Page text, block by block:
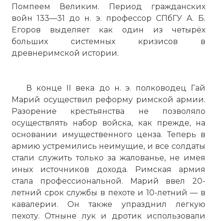
Помпеем Великим. Период гражданских
войн 133—31 до н. э. профессор СПбГУ А. Б.
Егоров выделяет как один из четырёх
больших системных кризисов в
древнеримской истории.
В конце II века до н. э. полководец Гай
Марий осуществил реформу римской армии.
Разорение крестьянства не позволяло
осуществлять набор войска, как прежде, на
основании имущественного ценза. Теперь в
армию устремились неимущие, и все солдаты
стали служить только за жалованье, не имея
иных источников дохода. Римская армия
стала профессиональной. Марий ввел 20-
летний срок службы в пехоте и 10-летний — в
кавалерии. Он также упразднил легкую
пехоту. Отныне лук и дротик использовали